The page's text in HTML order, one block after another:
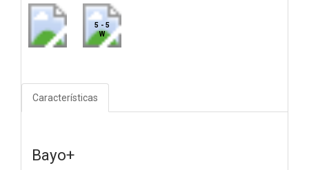
5 - 5
W
Características
Bayo+